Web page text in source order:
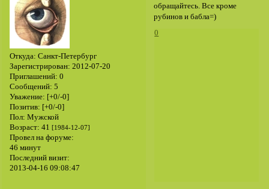
Откуда: Санкт-Петербург
Зарегистрирован: 2012-07-20
Приглашений: 0
Сообщений: 5
Уважение: [+0/-0]
Позитив: [+0/-0]
Пол: Мужской
Возраст: 41 [1984-12-07]
Провел на форуме:
46 минут
Последний визит:
2013-04-16 09:08:47
обращайтесь. Все кроме
рубинов и бабла=)
0